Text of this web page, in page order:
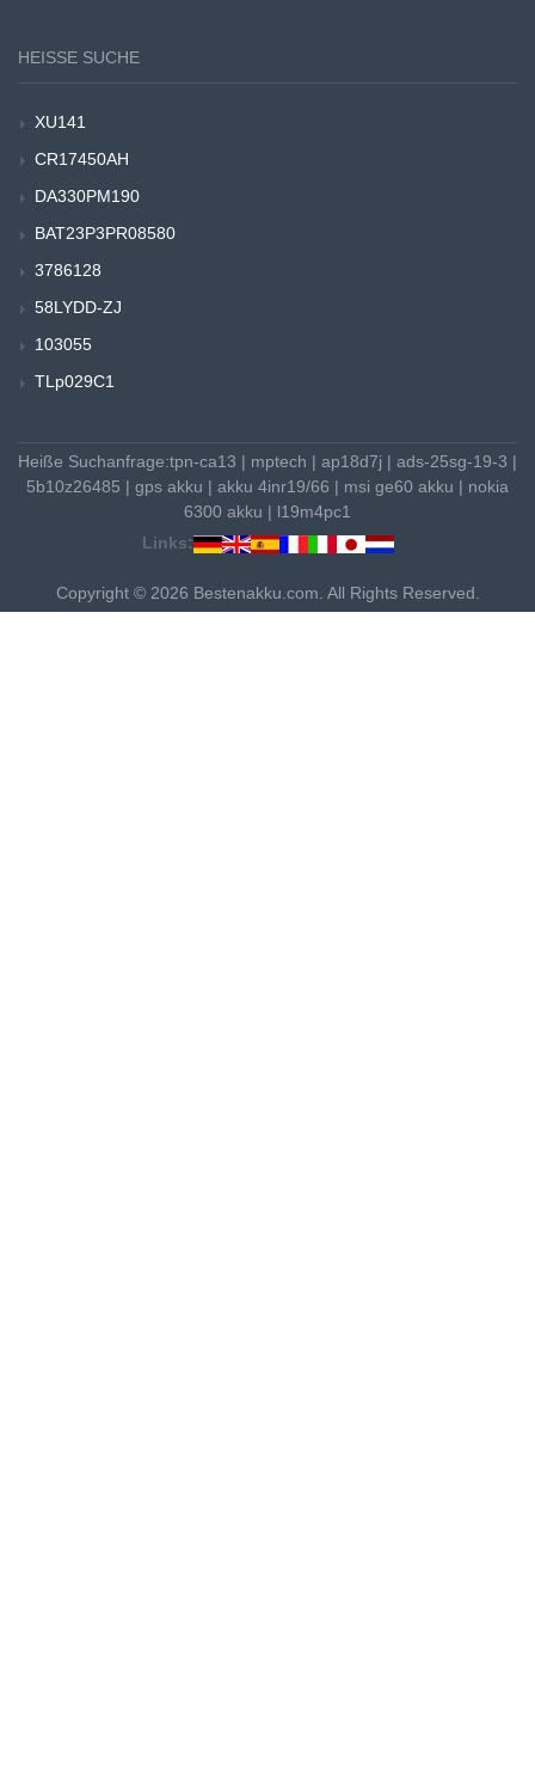
HEISSE SUCHE
XU141
CR17450AH
DA330PM190
BAT23P3PR08580
3786128
58LYDD-ZJ
103055
TLp029C1
Heiße Suchanfrage:tpn-ca13 | mptech | ap18d7j | ads-25sg-19-3 |
5b10z26485 | gps akku | akku 4inr19/66 | msi ge60 akku | nokia
6300 akku | l19m4pc1
Links:
Copyright © 2026 Bestenakku.com. All Rights Reserved.